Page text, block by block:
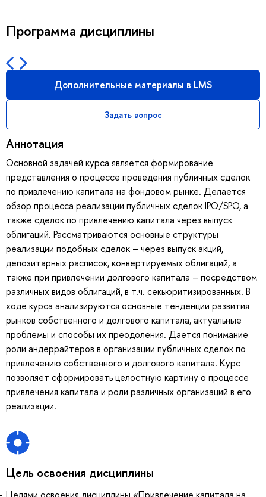
Программа дисциплины
Дополнительные материалы в LMS
Задать вопрос
Аннотация
Основной задачей курса является формирование
представления о процессе проведения публичных сделок
по привлечению капитала на фондовом рынке. Делается
обзор процесса реализации публичных сделок IPO/SPO, а
также сделок по привлечению капитала через выпуск
облигаций. Рассматриваются основные структуры
реализации подобных сделок – через выпуск акций,
депозитарных расписок, конвертируемых облигаций, а
также при привлечении долгового капитала – посредством
различных видов облигаций, в т.ч. секьюритизированных. В
ходе курса анализируются основные тенденции развития
рынков собственного и долгового капитала, актуальные
проблемы и способы их преодоления. Дается понимание
роли андеррайтеров в организации публичных сделок по
привлечению собственного и долгового капитала. Курс
позволяет сформировать целостную картину о процессе
привлечения капитала и роли различных организаций в его
реализации.
Цель освоения дисциплины